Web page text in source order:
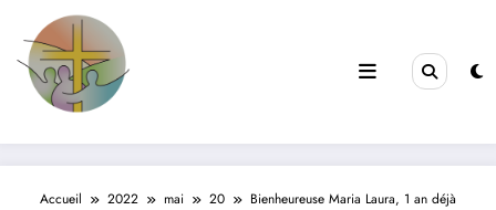
Filles de la Croix
Accueil 2022 mai 20 Bienheureuse Maria Laura, 1 an déjà